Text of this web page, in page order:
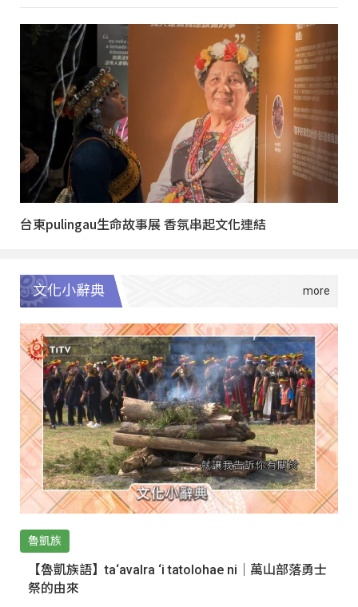
台東pulingau生命故事展 香氛串起文化連結
文化小辭典
魯凱族
【魯凱族語】ta‘avalra ‘i tatolohae ni｜萬山部落勇士
祭的由來